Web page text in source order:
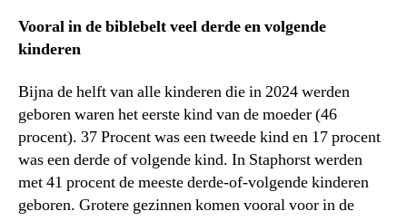
Vooral in de biblebelt veel derde en volgende
kinderen
Bijna de helft van alle kinderen die in 2024 werden
geboren waren het eerste kind van de moeder (46
procent). 37 Procent was een tweede kind en 17 procent
was een derde of volgende kind. In Staphorst werden
met 41 procent de meeste derde-of-volgende kinderen
geboren. Grotere gezinnen komen vooral voor in de